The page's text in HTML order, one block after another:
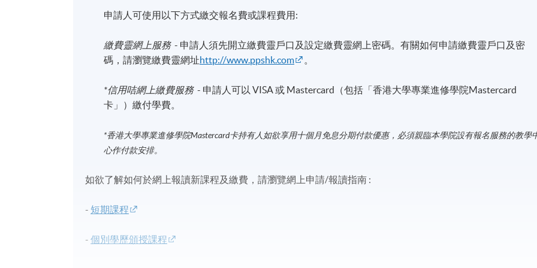
申請人可使用以下方式繳交報名費或課程費用:
繳費靈網上服務- 申請人須先開立繳費靈戶口及設定繳費靈網上密碼。有關如何申請繳費靈戶口及密
碼，請瀏覽繳費靈網址http://www.ppshk.com 。
*信用咭網上繳費服務- 申請人可以 VISA 或 Mastercard（包括「香港大學專業進修學院Mastercard
卡」）繳付學費。
*香港大學專業進修學院Mastercard卡持有人如欲享用十個月免息分期付款優惠，必須親臨本學院設有報名服務的教學
心作付款安排。
如欲了解如何於網上報讀新課程及繳費，請瀏覽網上申請/報讀指南 :
- 短期課程
-個別學歷頒授課程